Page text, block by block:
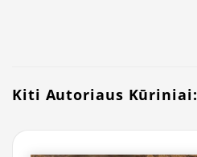
Kiti Autoriaus Kūriniai: